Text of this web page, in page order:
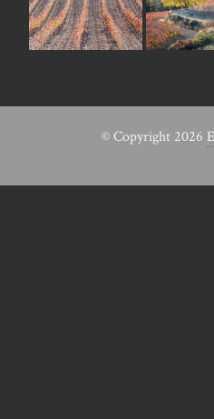
© Copyright 2026